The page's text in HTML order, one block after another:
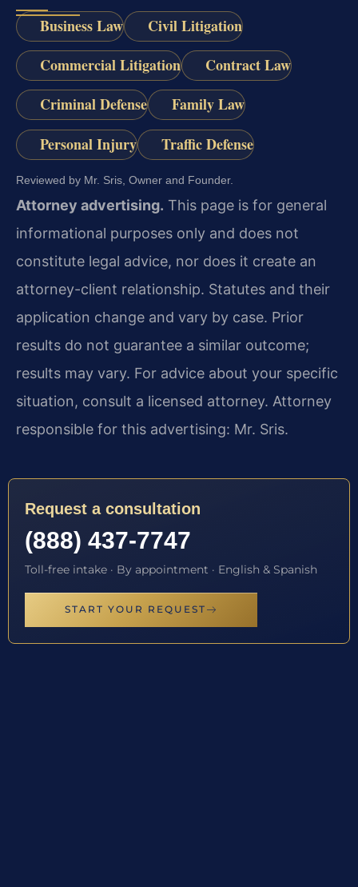
Business Law
Civil Litigation
Commercial Litigation
Contract Law
Criminal Defense
Family Law
Personal Injury
Traffic Defense
Reviewed by Mr. Sris, Owner and Founder.
Attorney advertising. This page is for general
informational purposes only and does not
constitute legal advice, nor does it create an
attorney-client relationship. Statutes and their
application change and vary by case. Prior
results do not guarantee a similar outcome;
results may vary. For advice about your specific
situation, consult a licensed attorney. Attorney
responsible for this advertising: Mr. Sris.
Request a consultation
(888) 437-7747
Toll-free intake · By appointment · English & Spanish
START YOUR REQUEST